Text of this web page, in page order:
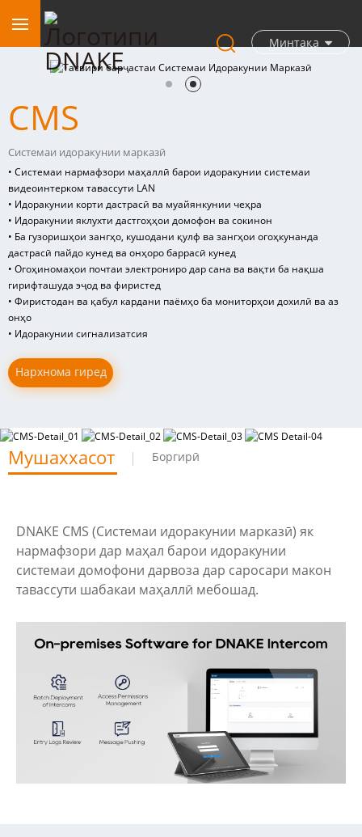
Минтақа
CMS
Системаи идоракунии марказӣ
• Системаи нармафзори маҳаллӣ барои идоракунии системаи
видеоинтерком тавассути LAN
• Идоракунии корти дастрасӣ ва муайянкунии чеҳра
• Идоракунии яклухти дастгоҳҳои домофон ва сокинон
• Ба гузоришҳои зангҳо, кушодани қулф ва зангҳои огоҳкунанда
дастрасӣ пайдо кунед ва онҳоро баррасӣ кунед
• Огоҳиномаҳои почтаи электрониро дар сана ва вақти ба нақша
гирифташуда эҷод ва фиристед
• Фиристодан ва қабул кардани паёмҳо ба мониторҳои дохилӣ ва аз
онҳо
• Идоракунии сигнализатсия
Нархнома гиред
Мушаххасот Боргирӣ
DNAKE CMS (Системаи идоракунии марказӣ) як
нармафзори дар маҳал барои идоракунии
системаи домофони дарвоза дар саросари макон
тавассути шабакаи маҳаллӣ мебошад.